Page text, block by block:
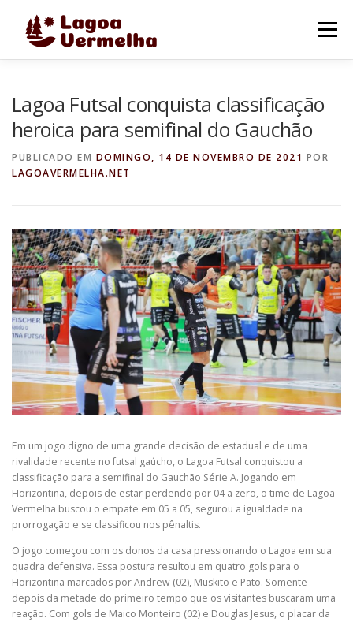
Menu
Lagoa Futsal conquista classificação
heroica para semifinal do Gauchão
PUBLICADO EM DOMINGO, 14 DE NOVEMBRO DE 2021 POR
LAGOAVERMELHA.NET
Em um jogo digno de uma grande decisão de estadual e de uma
rivalidade recente no futsal gaúcho, o Lagoa Futsal conquistou a
classificação para a semifinal do Gauchão Série A. Jogando em
Horizontina, depois de estar perdendo por 04 a zero, o time de Lagoa
Vermelha buscou o empate em 05 a 05, segurou a igualdade na
prorrogação e se classificou nos pênaltis.
O jogo começou com os donos da casa pressionando o Lagoa em sua
quadra defensiva. Essa postura resultou em quatro gols para o
Horizontina marcados por Andrew (02), Muskito e Pato. Somente
depois da metade do primeiro tempo que os visitantes buscaram uma
reação. Com gols de Maico Monteiro (02) e Douglas Jesus, o placar da